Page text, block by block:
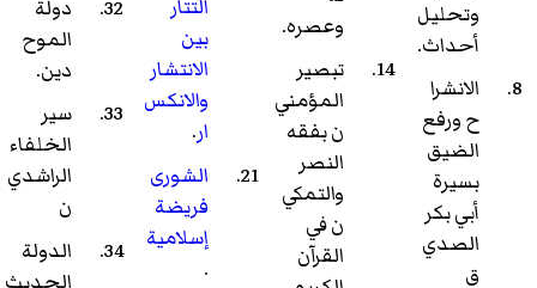
وتحليل
أحداث.
الانشرا
ح ورفع
الضيق
بسيرة
أبي بكر
الصدي
ق
وعصره.
تبصير
المؤمني
ن بفقه
النصر
والتمكي
ن في
القرآن
التتار
بين
الانتشار
والانكس
ار.
الشورى
فريضة
إسلامية
.
دولة
الموح
دين.
سير
الخلفاء
الراشدي
ن
الدولة
الحديث